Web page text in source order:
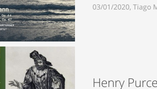
03/01/2020, Tiago
Henry